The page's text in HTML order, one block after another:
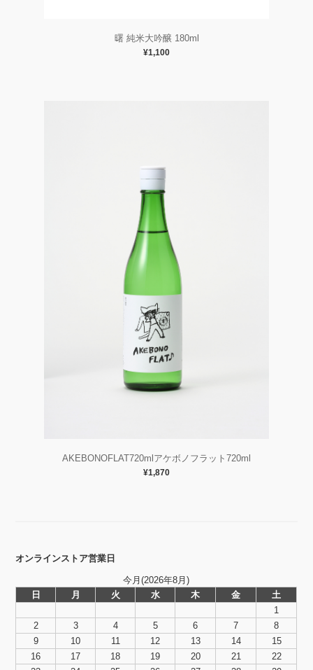
曙 純米大吟醸 180ml
¥1,100
AKEBONOFLAT720mlアケボノフラット720ml
¥1,870
オンラインストア営業日
今月(2026年8月)
日
月 火 水 木 金
土
1
2
3 4 5 6 7
8
9
10 11 12 13 14
15
16
17 18 19 20 21
22